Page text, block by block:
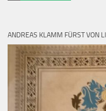
ANDREAS KLAMM FÜRST VON